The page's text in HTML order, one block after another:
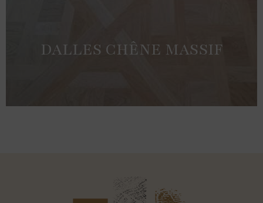
DALLES CHÊNE MASSIF